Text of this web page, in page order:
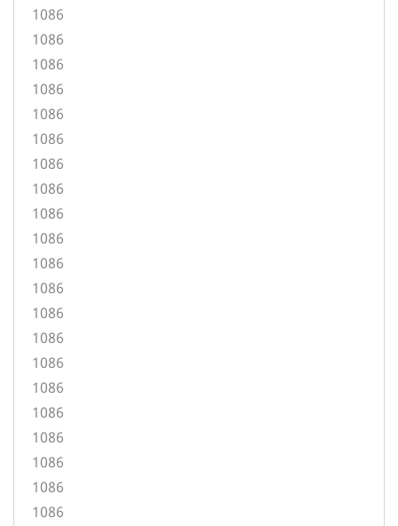
1086
1086
1086
1086
1086
1086
1086
1086
1086
1086
1086
1086
1086
1086
1086
1086
1086
1086
1086
1086
1086